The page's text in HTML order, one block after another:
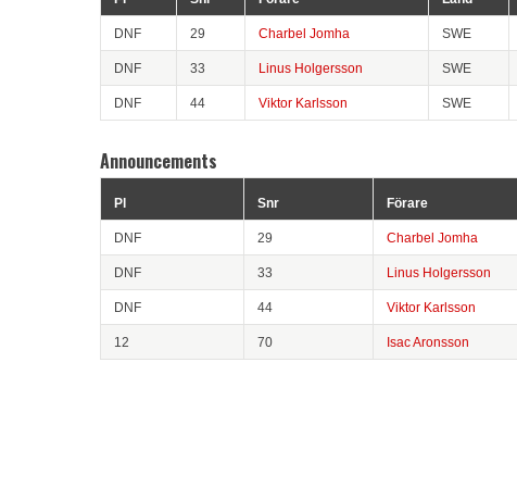
DNF 29 Charbel Jomha SWE
DNF 33 Linus Holgersson SWE
DNF 44 Viktor Karlsson SWE
Announcements
Pl Snr Förare
DNF 29 Charbel Jomha
DNF 33 Linus Holgersson
DNF 44 Viktor Karlsson
12 70 Isac Aronsson